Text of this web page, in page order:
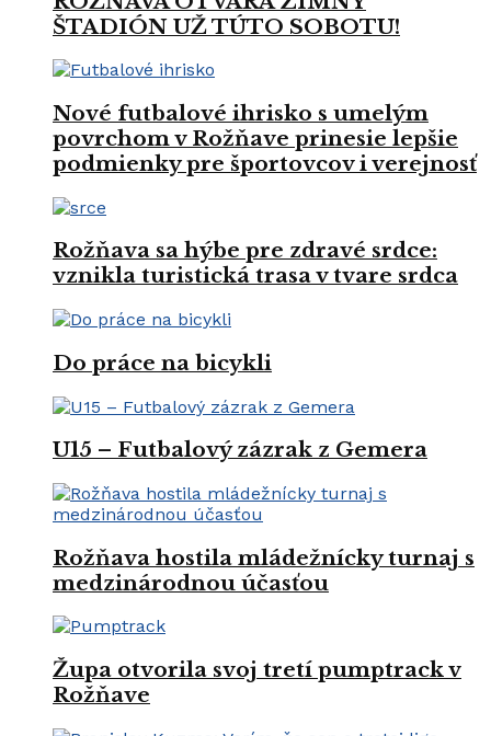
ŠTADIÓN UŽ TÚTO SOBOTU!
Nové futbalové ihrisko s umelým
povrchom v Rožňave prinesie lepšie
podmienky pre športovcov i verejnosť
Rožňava sa hýbe pre zdravé srdce:
vznikla turistická trasa v tvare srdca
Do práce na bicykli
U15 – Futbalový zázrak z Gemera
Rožňava hostila mládežnícky turnaj s
medzinárodnou účasťou
Župa otvorila svoj tretí pumptrack v
Rožňave